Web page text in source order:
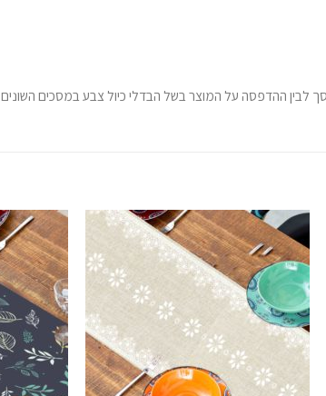
לבין ההדפסה על המוצר בשל הבדלי כיול צבע במסכים השונים
הוסף
לרשימת
המשאלות